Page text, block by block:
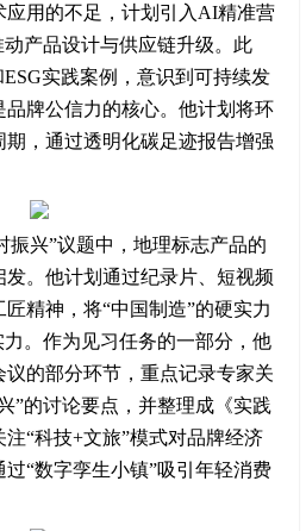
应用的不足，计划引入AI精准营
产品设计与供应链升级。此
实践案例，意识到可持续发
品牌公信力的核心。他计划将环
，通过透明化碳足迹报告增强
振兴”议题中，地理标志产品的
。他计划通过纪录片、短视频
精神，将“中国制造”的硬实力
。作为见习任务的一部分，他
的部分环节，重点记录专家关
”的讨论要点，并整理成《实践
“科技+文旅”模式对品牌经济
“数字孪生小镇”吸引年轻消费